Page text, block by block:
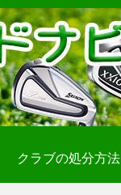
クラブの処分方法